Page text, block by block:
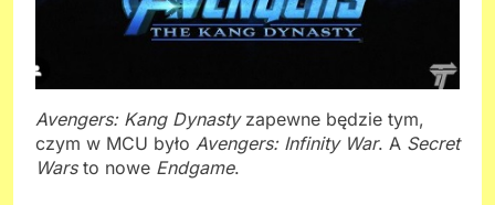
Avengers: Kang Dynastyzapewne będzie tym,
czym w MCU było Avengers: Infinity War. A Secret
Warsto nowe Endgame.